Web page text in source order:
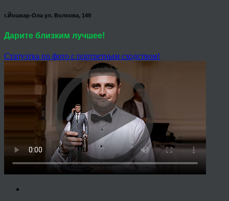
г.Йошкар-Ола ул. Волкова, 149
Дарите близким лучшее!
Статуэтка по фото с портретным сходством!